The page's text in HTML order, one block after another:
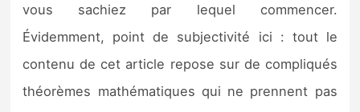
Guides
vous sachiez par lequel commencer.
Évidemment, point de subjectivité ici : tout le
contenu de cet article repose sur de compliqués
théorèmes mathématiques qui ne prennent pas